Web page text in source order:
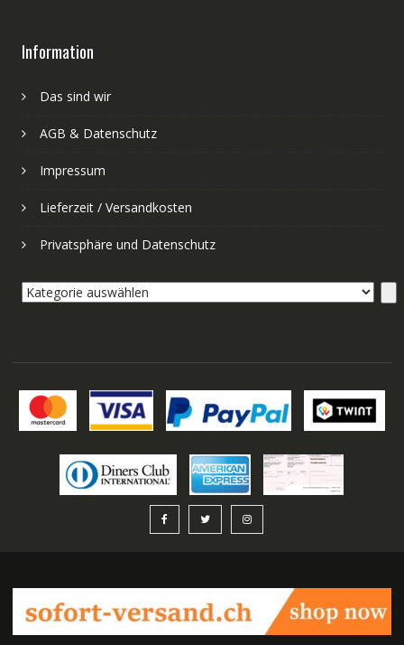
Information
Das sind wir
AGB & Datenschutz
Impressum
Lieferzeit / Versandkosten
Privatsphäre und Datenschutz
Kategorie